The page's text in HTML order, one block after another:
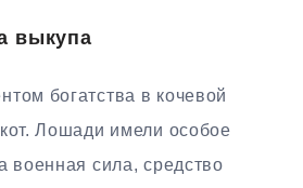
выкупа
богатства в кочевой
Лошади имели особое
военная сила, средство